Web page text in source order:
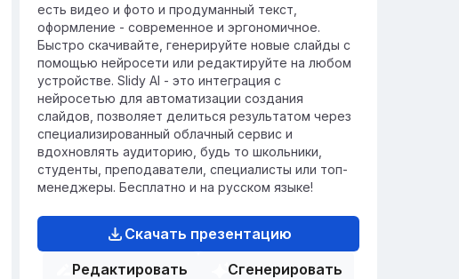
есть видео и фото и продуманный текст,
оформление - современное и эргономичное.
Быстро скачивайте, генерируйте новые слайды с
помощью нейросети или редактируйте на любом
устройстве. Slidy AI - это интеграция с
нейросетью для автоматизации создания
слайдов, позволяет делиться результатом через
специализированный облачный сервис и
вдохновлять аудиторию, будь то школьники,
студенты, преподаватели, специалисты или топ-
менеджеры. Бесплатно и на русском языке!
Скачать презентацию
Редактировать
Сгенерировать